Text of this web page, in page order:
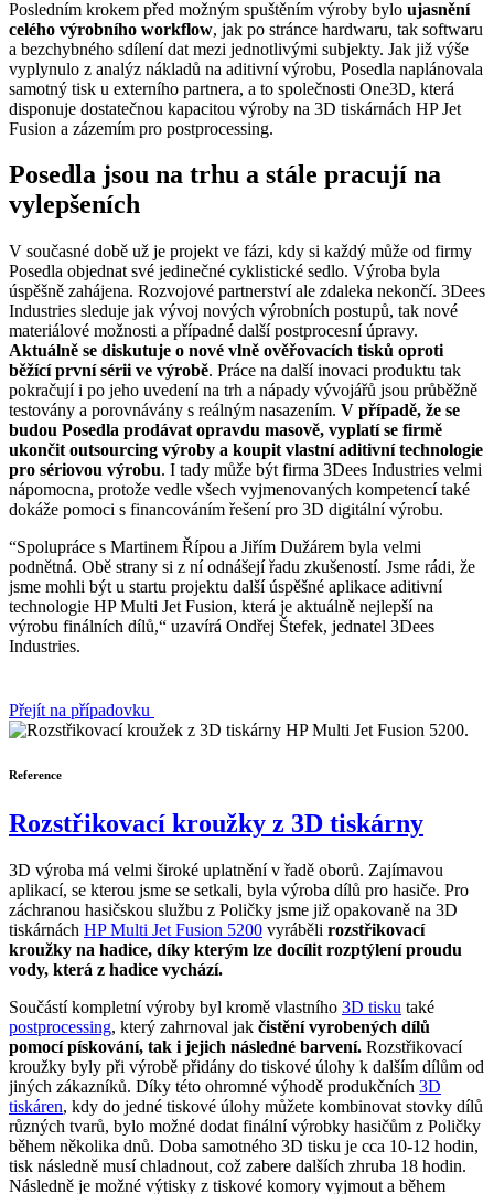
Posledním krokem před možným spuštěním výroby bylo ujasnění
celého výrobního workflow, jak po stránce hardwaru, tak softwaru
a bezchybného sdílení dat mezi jednotlivými subjekty. Jak již výše
vyplynulo z analýz nákladů na aditivní výrobu, Posedla naplánovala
samotný tisk u externího partnera, a to společnosti One3D, která
disponuje dostatečnou kapacitou výroby na 3D tiskárnách HP Jet
Fusion a zázemím pro postprocessing.
Posedla jsou na trhu a stále pracují na
vylepšeních
V současné době už je projekt ve fázi, kdy si každý může od firmy
Posedla objednat své jedinečné cyklistické sedlo. Výroba byla
úspěšně zahájena. Rozvojové partnerství ale zdaleka nekončí. 3Dees
Industries sleduje jak vývoj nových výrobních postupů, tak nové
materiálové možnosti a případné další postprocesní úpravy.
Aktuálně se diskutuje o nové vlně ověřovacích tisků oproti
běžící první sérii ve výrobě. Práce na další inovaci produktu tak
pokračují i po jeho uvedení na trh a nápady vývojářů jsou průběžně
testovány a porovnávány s reálným nasazením. V případě, že se
budou Posedla prodávat opravdu masově, vyplatí se firmě
ukončit outsourcing výroby a koupit vlastní aditivní technologie
pro sériovou výrobu. I tady může být firma 3Dees Industries velmi
nápomocna, protože vedle všech vyjmenovaných kompetencí také
dokáže pomoci s financováním řešení pro 3D digitální výrobu.
“Spolupráce s Martinem Řípou a Jiřím Dužárem byla velmi
podnětná. Obě strany si z ní odnášejí řadu zkušeností. Jsme rádi, že
jsme mohli být u startu projektu další úspěšné aplikace aditivní
technologie HP Multi Jet Fusion, která je aktuálně nejlepší na
výrobu finálních dílů,“ uzavírá Ondřej Štefek, jednatel 3Dees
Industries.
Přejít na případovku
Reference
Rozstřikovací kroužky z 3D tiskárny
3D výroba má velmi široké uplatnění v řadě oborů. Zajímavou
aplikací, se kterou jsme se setkali, byla výroba dílů pro hasiče. Pro
záchranou hasičskou službu z Poličky jsme již opakovaně na 3D
tiskárnách HP Multi Jet Fusion 5200 vyráběli rozstřikovací
kroužky na hadice, díky kterým lze docílit rozptýlení proudu
vody, která z hadice vychází.
Součástí kompletní výroby byl kromě vlastního 3D tisku také
postprocessing, který zahrnoval jak čistění vyrobených dílů
pomocí pískování, tak i jejich následné barvení. Rozstřikovací
kroužky byly při výrobě přidány do tiskové úlohy k dalším dílům od
jiných zákazníků. Díky této ohromné výhodě produkčních 3D
tiskáren, kdy do jedné tiskové úlohy můžete kombinovat stovky dílů
různých tvarů, bylo možné dodat finální výrobky hasičům z Poličky
během několika dnů. Doba samotného 3D tisku je cca 10-12 hodin,
tisk následně musí chladnout, což zabere dalších zhruba 18 hodin.
Následně je možné výtisky z tiskové komory vyjmout a během